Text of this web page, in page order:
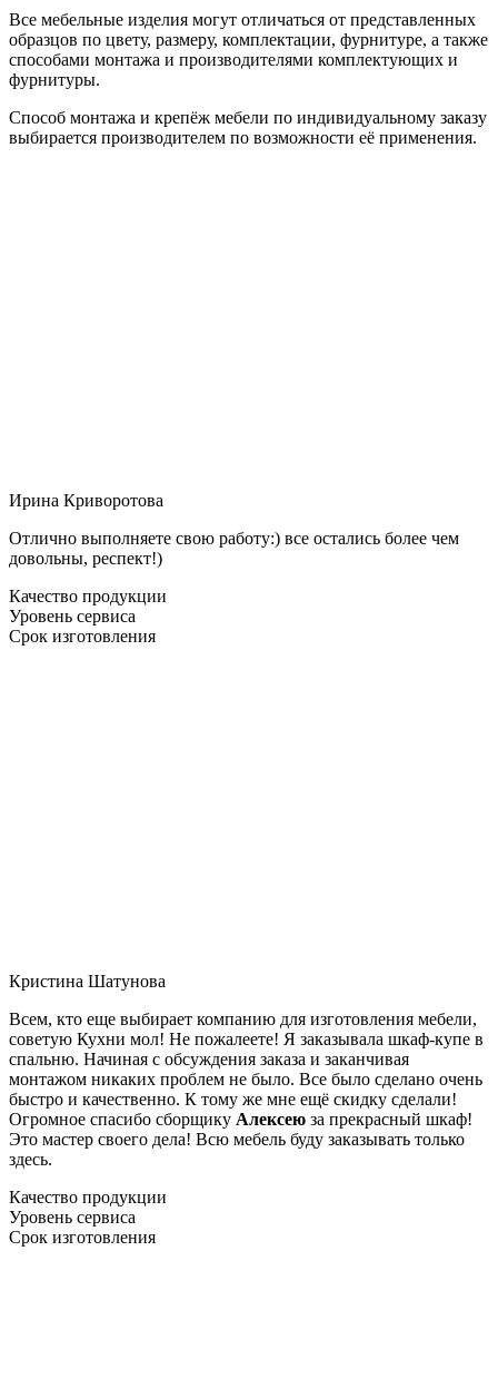
Все мебельные изделия могут отличаться от представленных
образцов по цвету, размеру, комплектации, фурнитуре, а также
способами монтажа и производителями комплектующих и
фурнитуры.
Способ монтажа и крепёж мебели по индивидуальному заказу
выбирается производителем по возможности её применения.
Ирина Криворотова
Отлично выполняете свою работу:) все остались более чем
довольны, респект!)
Качество продукции
Уровень сервиса
Срок изготовления
Кристина Шатунова
Всем, кто еще выбирает компанию для изготовления мебели,
советую Кухни мол! Не пожалеете! Я заказывала шкаф-купе в
спальню. Начиная с обсуждения заказа и заканчивая
монтажом никаких проблем не было. Все было сделано очень
быстро и качественно. К тому же мне ещё скидку сделали!
Огромное спасибо сборщику Алексею за прекрасный шкаф!
Это мастер своего дела! Всю мебель буду заказывать только
здесь.
Качество продукции
Уровень сервиса
Срок изготовления